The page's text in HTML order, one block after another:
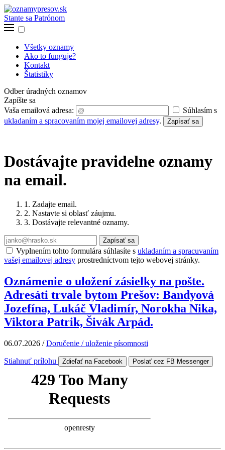
Stante sa Patrónom
Všetky oznamy
Ako to funguje?
Kontakt
Štatistiky
Odber úradných oznamov
Zapíšte sa
Vaša emailová adresa:
Súhlasím s
ukladaním a spracovaním mojej emailovej adresy. Zapísať sa
Dostávajte pravidelne oznamy
na email.
1. Zadajte email.
2. Nastavte si oblasť záujmu.
3. Dostávajte relevantné oznamy.
Zapísať sa
Vyplnením tohto formulára súhlasíte s ukladaním a spracuvaním
vašej emailovej adresy prostredníctvom tejto webovej stránky.
Oznámenie o uložení zásielky na pošte.
Adresáti trvale bytom Prešov: Bandyová
Jozefína, Lukáč Vladimír, Norokha Nika,
Viktora Patrik, Šivák Arpád.
06.07.2026 /Doručenie / uloženie písomnosti
Stiahnuť prílohu Zdieľať na Facebook Poslať cez FB Messenger